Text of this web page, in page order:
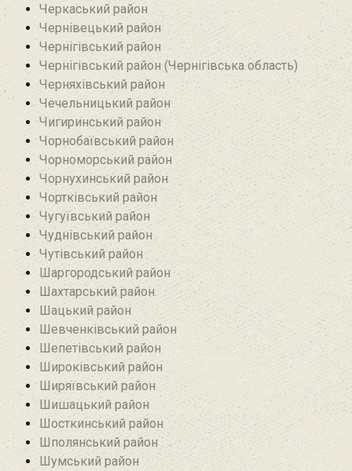
Черкаський район
Чернівецький район
Чернігівський район
Чернігівський район (Чернігівська область)
Черняхівський район‎
Чечельницький район
Чигиринський район
Чорнобаївський район
Чорноморський район
Чорнухинський район‎
Чортківський район
Чугуївський район
Чуднівський район
Чутівський район
Шаргородський район
Шахтарський район‎
Шацький район
Шевченківський район
Шепетівський район
Широківський район
Ширяївський район
Шишацький район
Шосткинський район
Шполянський район
Шумський район